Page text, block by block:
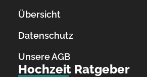
Übersicht
Datenschutz
Unsere AGB
Hochzeit Ratgeber